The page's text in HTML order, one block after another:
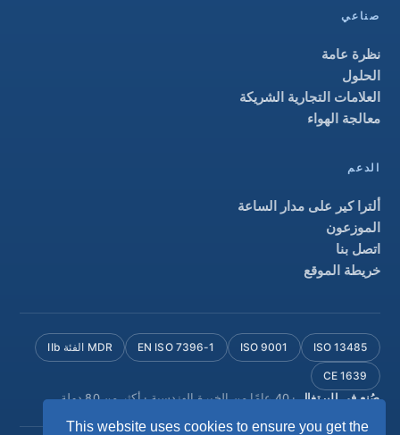
This website uses cookies to ensure you get the
صناعي
نظرة عامة
الحلول
العلامات التجارية الشريكة
معالجة الهواء
الدعم
ألترا كير على مدار الساعة
الموزعون
اتصل بنا
خريطة الموقع
ISO 13485
ISO 9001
EN ISO 7396-1 MDR الفئة IIb
CE 1639
صُنع في البرتغال· 40 عامًا من الخبرة الهندسية · أكثر من 80 دولة